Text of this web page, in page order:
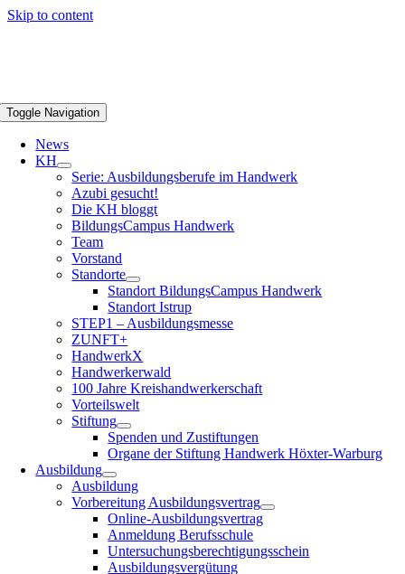
Skip to content
Toggle Navigation
News
KH
Serie: Ausbildungsberufe im Handwerk
Azubi gesucht!
Die KH bloggt
BildungsCampus Handwerk
Team
Vorstand
Standorte
Standort BildungsCampus Handwerk
Standort Istrup
STEP1 – Ausbildungsmesse
ZUNFT+
HandwerkX
Handwerkerwald
100 Jahre Kreishandwerkerschaft
Vorteilswelt
Stiftung
Spenden und Zustiftungen
Organe der Stiftung Handwerk Höxter-Warburg
Ausbildung
Ausbildung
Vorbereitung Ausbildungsvertrag
Online-Ausbildungsvertrag
Anmeldung Berufsschule
Untersuchungsberechtigungsschein
Ausbildungsvergütung